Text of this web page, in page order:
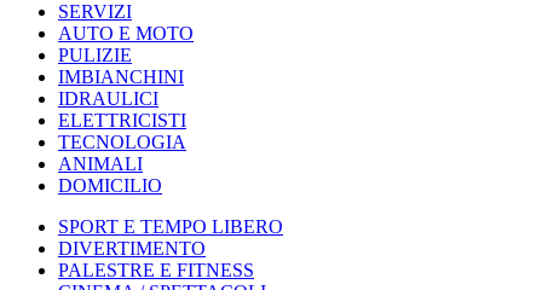
SERVIZI
AUTO E MOTO
PULIZIE
IMBIANCHINI
IDRAULICI
ELETTRICISTI
TECNOLOGIA
ANIMALI
DOMICILIO
SPORT E TEMPO LIBERO
DIVERTIMENTO
PALESTRE E FITNESS